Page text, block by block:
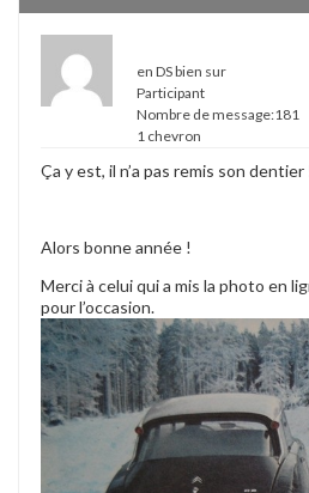
en DS bien sur
Participant
Nombre de message:181
1 chevron
Ça y est, il n’a pas remis son dentier
Alors bonne année !
Merci à celui qui a mis la photo en
pour l’occasion.